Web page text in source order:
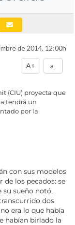
de 2014, 12:00h
A+ a-
(CIU) proyecta que
tendrá un
por la
con sus modelos
los pecados: se
su sueño notó,
dos
era lo que había
habían birlado la